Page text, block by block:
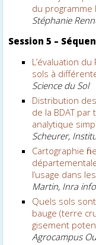
du programme
Stéphanie
Session 5 –
L’évaluation
sols à
Science du Sol
Distribution
de la BDAT
analytique
Scheurer,
Cartographie
l’usage dans
Martin, Inra
Quels sols
bauge (terre
gisement
Agrocampus